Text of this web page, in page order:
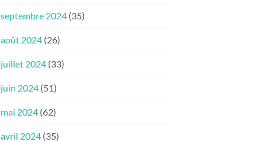
septembre 2024 (35)
août 2024 (26)
juillet 2024 (33)
juin 2024 (51)
mai 2024 (62)
avril 2024 (35)